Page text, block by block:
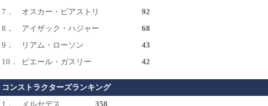
7．
オスカー・ピアストリ
92
8．
アイザック・ハジャー
68
9．
リアム・ローソン
43
10．
ピエール・ガスリー 42
コンストラクターズランキング
1．
メルセデス
358